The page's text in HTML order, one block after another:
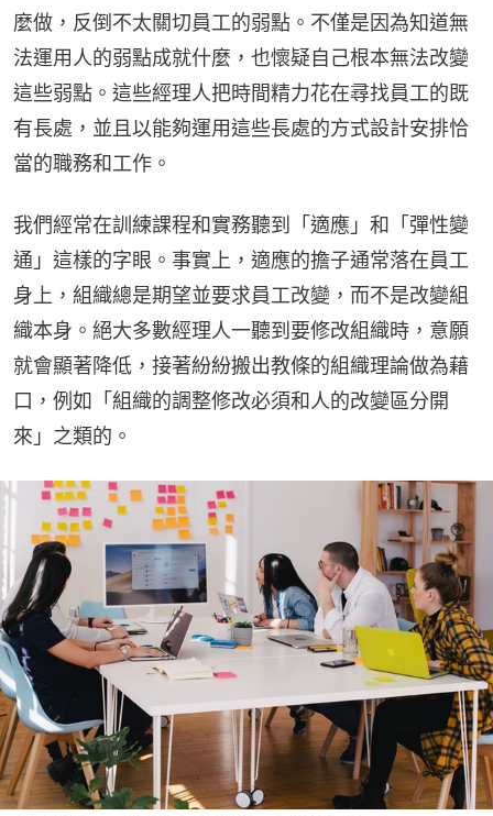
麼做，反倒不太關切員工的弱點。不僅是因為知道無
法運用人的弱點成就什麼，也懷疑自己根本無法改變
這些弱點。這些經理人把時間精力花在尋找員工的既
有長處，並且以能夠運用這些長處的方式設計安排恰
當的職務和工作。
我們經常在訓練課程和實務聽到「適應」和「彈性變
通」這樣的字眼。事實上，適應的擔子通常落在員工
身上，組織總是期望並要求員工改變，而不是改變組
織本身。絕大多數經理人一聽到要修改組織時，意願
就會顯著降低，接著紛紛搬出教條的組織理論做為藉
口，例如「組織的調整修改必須和人的改變區分開
來」之類的。